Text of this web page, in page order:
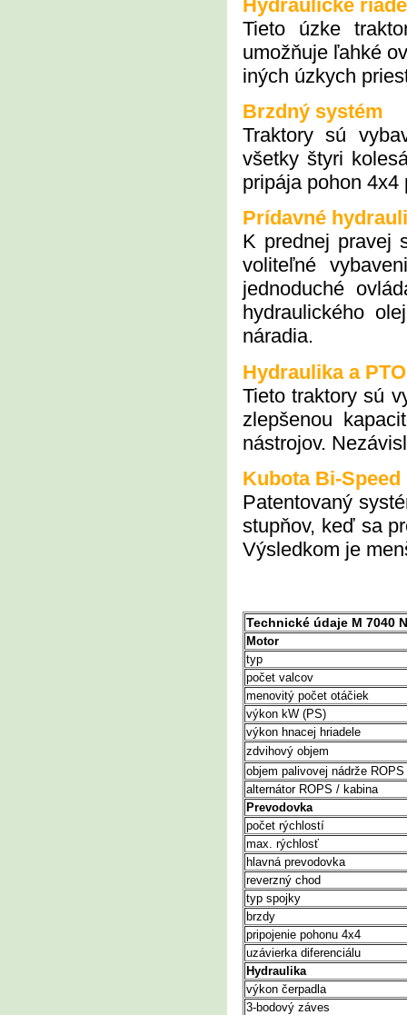
Hydraulické
Tieto úzke
umožňuje ľahké
iných úzkych
Brzdný systém
Traktory sú
všetky štyri
pripája pohon 4x4
Prídavné
K prednej pravej
voliteľné
jednoduché
hydraulického
náradia.
Hydraulika a PTO
Tieto traktory sú
zlepšenou
nástrojov.
Kubota Bi-Speed
Patentovaný
stupňov, keď sa
Výsledkom je
Technické údaje M 7040
Motor
typ
počet valcov
menovitý počet otáčiek
výkon kW (PS)
výkon hnacej hriadele
zdvihový objem
objem palivovej nádrže
alternátor ROPS / kabina
Prevodovka
počet rýchlostí
max. rýchlosť
hlavná prevodovka
reverzný chod
typ spojky
brzdy
pripojenie pohonu 4x4
uzávierka diferenciálu
Hydraulika
výkon čerpadla
3-bodový záves